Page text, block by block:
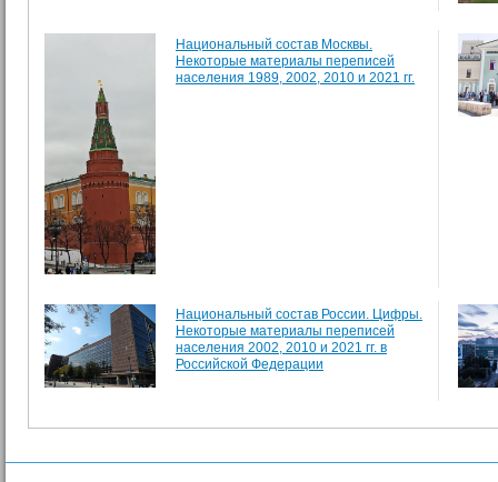
Национальный состав Москвы.
Некоторые материалы переписей
населения 1989, 2002, 2010 и 2021 гг.
Национальный состав России. Цифры.
Некоторые материалы переписей
населения 2002, 2010 и 2021 гг. в
Российской Федерации